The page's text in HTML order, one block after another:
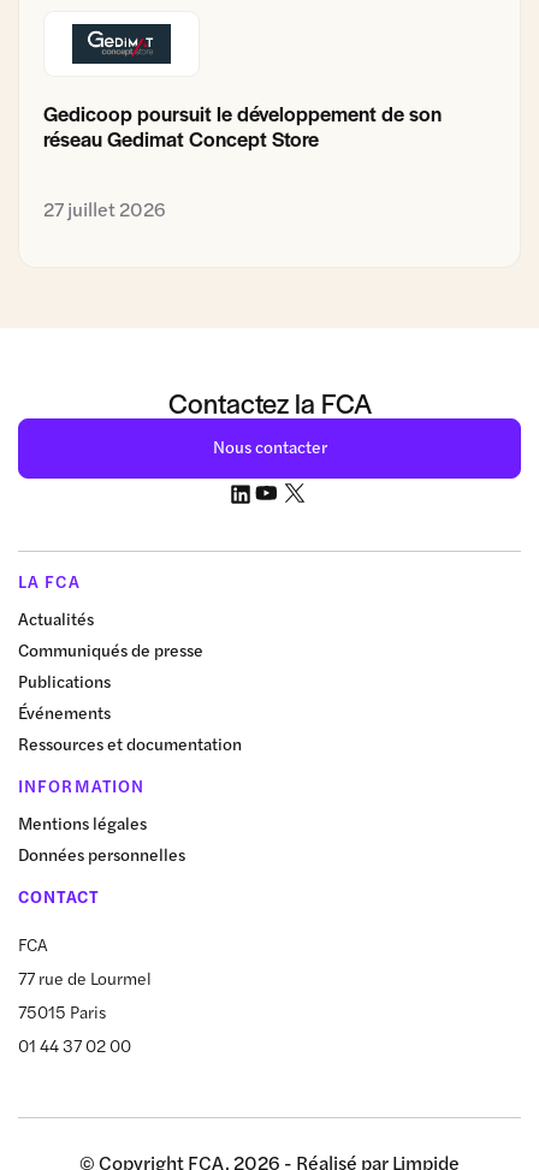
Gedicoop poursuit le développement de son
réseau Gedimat Concept Store
27 juillet 2026
Contactez la FCA
Nous contacter
LA FCA
Actualités
Communiqués de presse
Publications
Événements
Ressources et documentation
INFORMATION
Mentions légales
Données personnelles
CONTACT
FCA
77 rue de Lourmel
75015 Paris
01 44 37 02 00
© Copyright FCA, 2026 - Réalisé parLimpide